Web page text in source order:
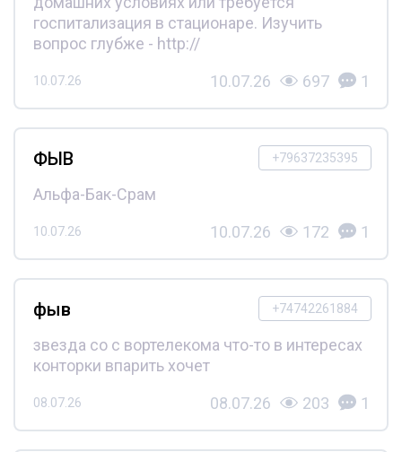
госпитализация в стационаре. Изучить
вопрос глубже - http://
10.07.26 10.07.26 697 1
+79637235395
ФЫВ
Альфа-Бак-Срам
10.07.26 10.07.26 172 1
+74742261884
фыв
звезда со с вортелекома что-то в интересах
конторки впарить хочет
08.07.26 08.07.26 203 1